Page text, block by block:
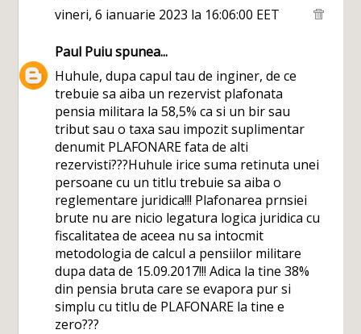
vineri, 6 ianuarie 2023 la 16:06:00 EET
Paul Puiuspunea...
Huhule, dupa capul tau de inginer, de ce
trebuie sa aiba un rezervist plafonata
pensia militara la 58,5% ca si un bir sau
tribut sau o taxa sau impozit suplimentar
denumit PLAFONARE fata de alti
rezervisti???Huhule irice suma retinuta unei
persoane cu un titlu trebuie sa aiba o
reglementare juridica!!! Plafonarea prnsiei
brute nu are nicio legatura logica juridica cu
fiscalitatea de aceea nu sa intocmit
metodologia de calcul a pensiilor militare
dupa data de 15.09.2017!!! Adica la tine 38%
din pensia bruta care se evapora pur si
simplu cu titlu de PLAFONARE la tine e
zero???